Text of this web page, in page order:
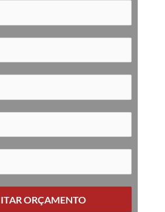
ORÇAMENTO